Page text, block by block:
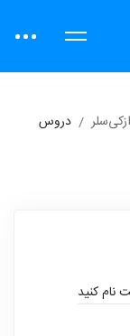
دروس
نام کنید